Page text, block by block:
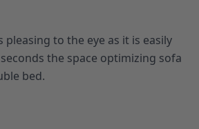
to the eye as it is easily
the space optimizing sofa
bed.